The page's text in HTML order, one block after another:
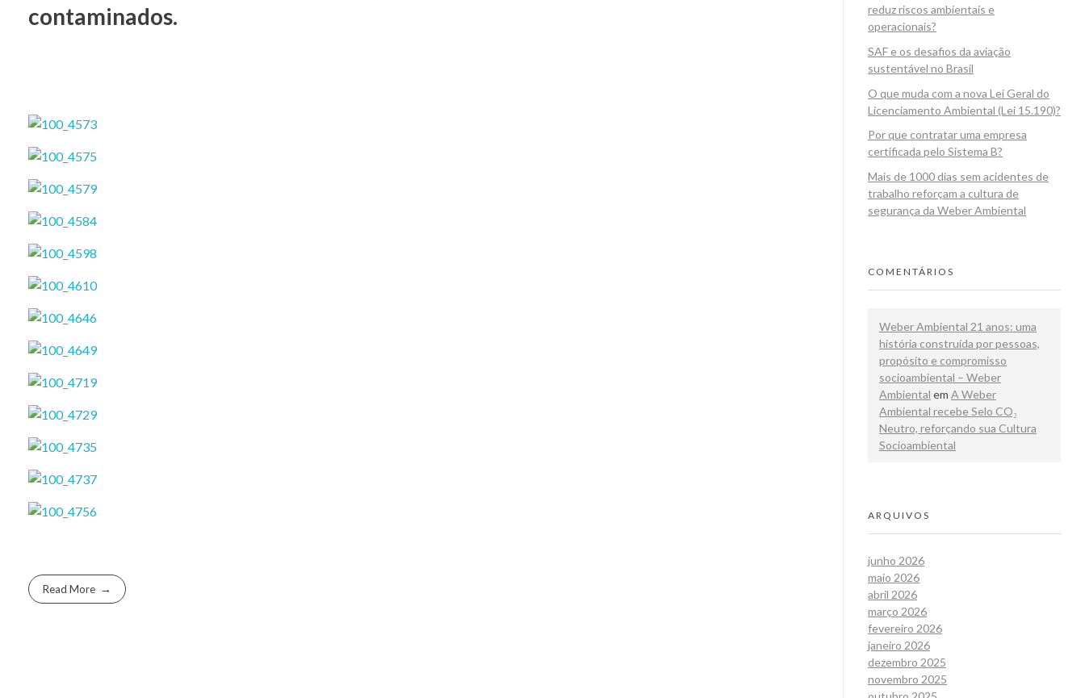
contaminados.
Read More
reduz riscos ambientais e
operacionais?
SAF e os desafios da aviação
sustentável no Brasil
O que muda com a nova Lei Geral do
Licenciamento Ambiental (Lei 15.190)?
Por que contratar uma empresa
certificada pelo Sistema B?
Mais de 1000 dias sem acidentes de
trabalho reforçam a cultura de
segurança da Weber Ambiental
COMENTÁRIOS
Weber Ambiental 21 anos: uma
história construída por pessoas,
propósito e compromisso
socioambiental – Weber
Ambiental em A Weber
Ambiental recebe Selo CO₂
Neutro, reforçando sua Cultura
Socioambiental
ARQUIVOS
junho 2026
maio 2026
abril 2026
março 2026
fevereiro 2026
janeiro 2026
dezembro 2025
novembro 2025